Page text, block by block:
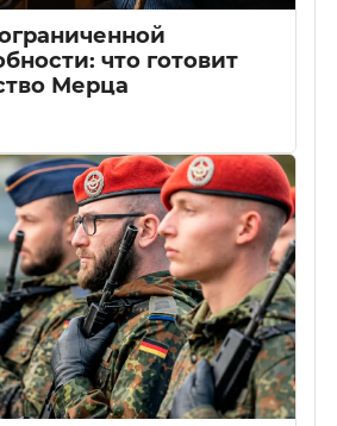
что готовит
Мерца